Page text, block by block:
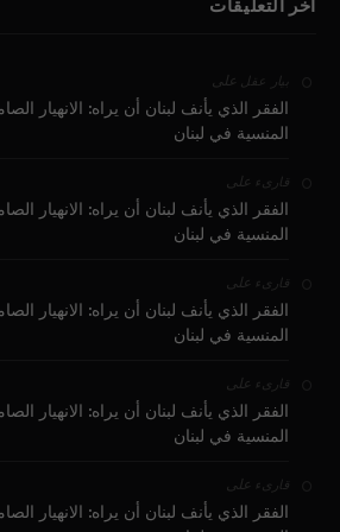
آخر التعليقات
بيار عقل على
الفقر الذي يأنف لبنان أن يراه: الانهيار
المنسية في لبنان
قارىء على
الفقر الذي يأنف لبنان أن يراه: الانهيار
المنسية في لبنان
قارىء على
الفقر الذي يأنف لبنان أن يراه: الانهيار
المنسية في لبنان
قارىء على
الفقر الذي يأنف لبنان أن يراه: الانهيار
المنسية في لبنان
قارىء على
الفقر الذي يأنف لبنان أن يراه: الانهيار